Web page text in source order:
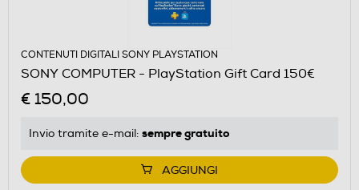
CONTENUTI DIGITALI SONY PLAYSTATION
SONY COMPUTER - PlayStation Gift Card 150€
€ 150,00
Invio tramite e-mail: sempre gratuito
AGGIUNGI